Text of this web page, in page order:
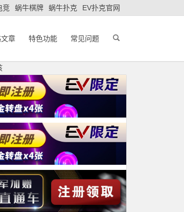
竞 蜗牛棋牌 蜗牛扑克 EV扑克官网
章 特色功能 常见问题